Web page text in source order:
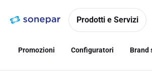
navigazionealla
Prodotti e Servizi
Promozioni Configuratori Brand